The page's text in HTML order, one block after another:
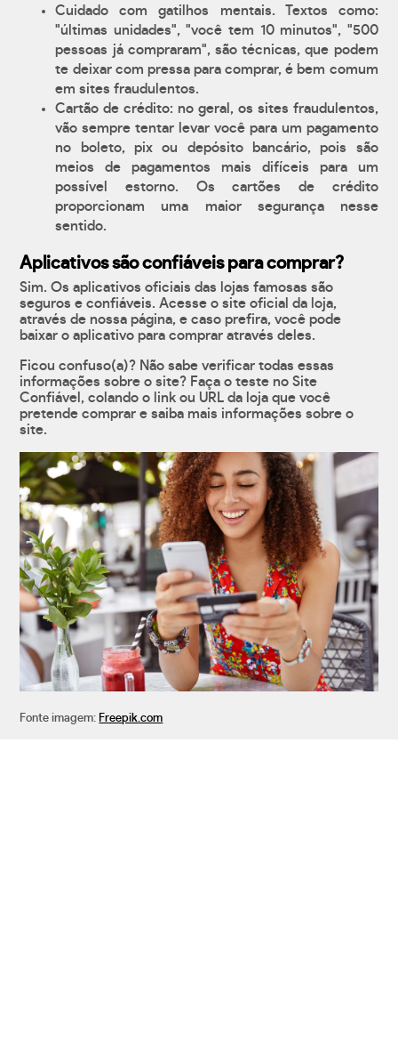
Cuidado com gatilhos mentais. Textos como:
"últimas unidades", "você tem 10 minutos", "500
pessoas já compraram", são técnicas, que podem
te deixar com pressa para comprar, é bem comum
em sites fraudulentos.
Cartão de crédito: no geral, os sites fraudulentos,
vão sempre tentar levar você para um pagamento
no boleto, pix ou depósito bancário, pois são
meios de pagamentos mais difíceis para um
possível estorno. Os cartões de crédito
proporcionam uma maior segurança nesse
sentido.
Aplicativos são confiáveis para comprar?
Sim. Os aplicativos oficiais das lojas famosas são
seguros e confiáveis. Acesse o site oficial da loja,
através de nossa página, e caso prefira, você pode
baixar o aplicativo para comprar através deles.
Ficou confuso(a)? Não sabe verificar todas essas
informações sobre o site? Faça o teste no Site
Confiável, colando o link ou URL da loja que você
pretende comprar e saiba mais informações sobre o
site.
Fonte imagem: Freepik.com